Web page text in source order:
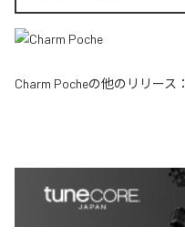
Charm Pocheの他のリリース：